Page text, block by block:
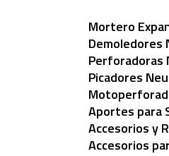
Mortero
Demoledores
Perforadoras
Picadores
Aportes para
Accesorios y
Accesorios